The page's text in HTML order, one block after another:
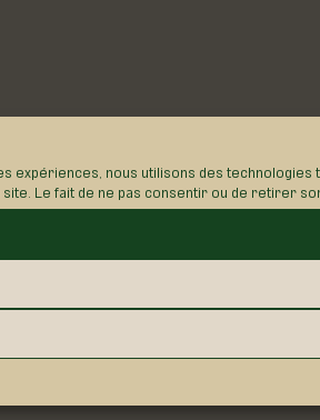
expériences, nous utilisons des
site. Le fait de ne pas consentir ou de retirer